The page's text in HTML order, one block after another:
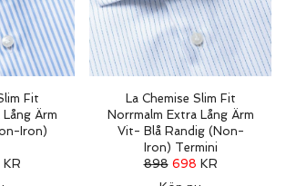
Fit
Ärm
Iron)
KR
La Chemise Slim Fit
Norrmalm Extra Lång Ärm
Vit- Blå Randig (Non-
Iron) Termini
898 698 KR